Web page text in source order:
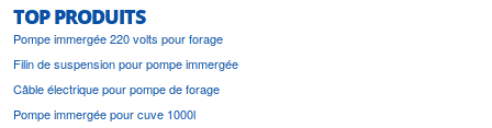
TOP PRODUITS
Pompe immergée 220 volts pour forage
Filin de suspension pour pompe immergée
Câble électrique pour pompe de forage
Pompe immergée pour cuve 1000l